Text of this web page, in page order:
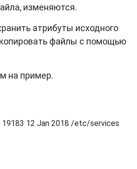
изменяются.
атрибуты исходного
файлы с помощью
на пример.
12 Jan 2018 /etc/services